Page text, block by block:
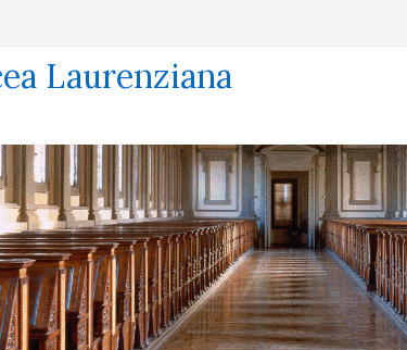
Laurenziana